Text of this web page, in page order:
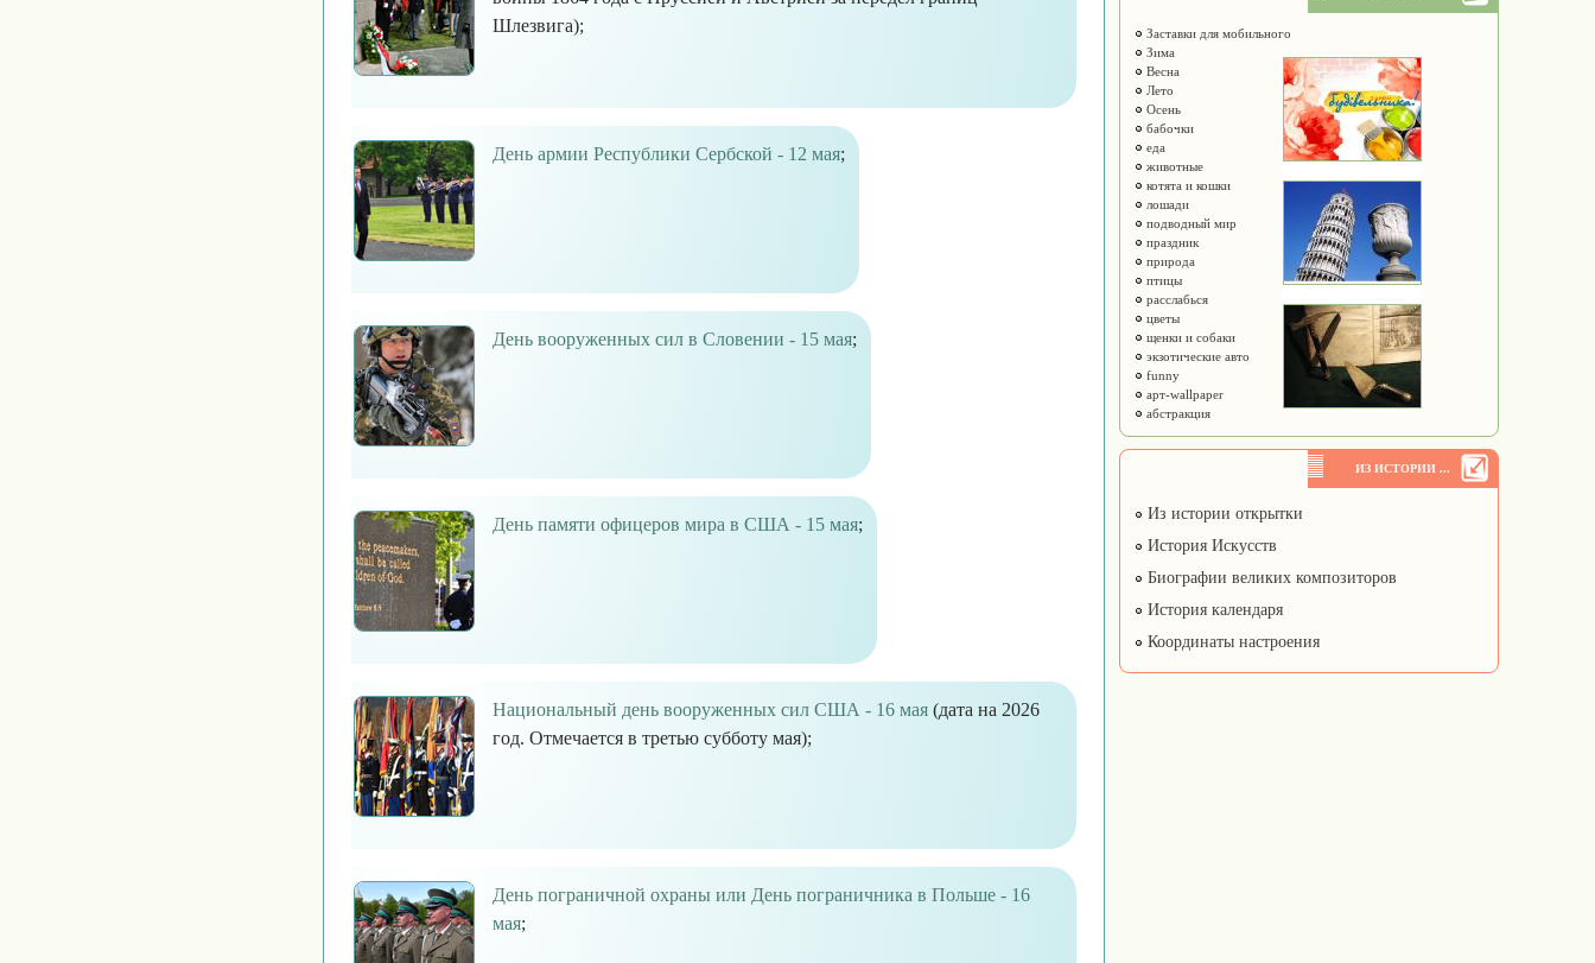
Шлезвига);
День армии Республики Сербской - 12 мая;
День вооруженных сил в Словении - 15 мая;
День памяти офицеров мира в США - 15 мая;
Национальный день вооруженных сил США - 16 мая (дата на 2026
год. Отмечается в третью субботу мая);
День пограничной охраны или День пограничника в Польше - 16
мая;
Заставки для мобильного
Зима
Весна
Лето
Осень
бабочки
еда
животные
котята и кошки
лошади
подводный мир
праздник
природа
птицы
расслабься
цветы
щенки и собаки
экзотические авто
funny
арт-wallpaper
абстракция
ИЗ ИСТОРИИ ...
Из истории открытки
История Искусств
Биографии великих композиторов
История календаря
Координаты настроения